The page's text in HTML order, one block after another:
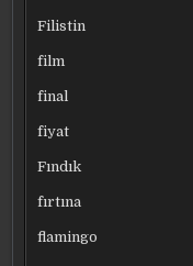
Filistin
film
final
fiyat
Fındık
fırtına
flamingo